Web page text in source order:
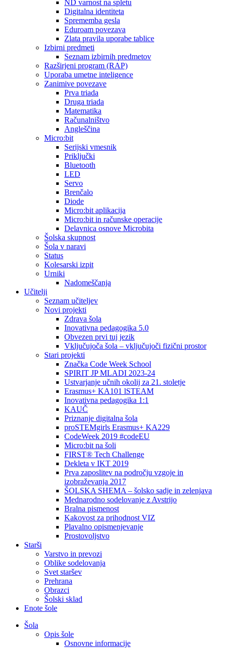
ND varnost na spletu
Digitalna identiteta
Sprememba gesla
Eduroam povezava
Zlata pravila uporabe tablice
Izbirni predmeti
Seznam izbirnih predmetov
Razširjeni program (RAP)
Uporaba umetne inteligence
Zanimive povezave
Prva triada
Druga triada
Matematika
Računalništvo
Angleščina
Micro:bit
Serijski vmesnik
Priključki
Bluetooth
LED
Servo
Brenčalo
Diode
Micro:bit aplikacija
Micro:bit in računske operacije
Delavnica osnove Microbita
Šolska skupnost
Šola v naravi
Status
Kolesarski izpit
Urniki
Nadomeščanja
Učitelji
Seznam učiteljev
Novi projekti
Zdrava šola
Inovativna pedagogika 5.0
Obvezen prvi tuj jezik
Vključujoča šola – vključujoči fizični prostor
Stari projekti
Značka Code Week School
SPIRIT JP MLADI 2023-24
Ustvarjanje učnih okolij za 21. stoletje
Erasmus+ KA101 lSTEAM
Inovativna pedagogika 1:1
KAUČ
Priznanje digitalna šola
proSTEMgirls Erasmus+ KA229
CodeWeek 2019 #codeEU
Micro:bit na šoli
FIRST® Tech Challenge
Dekleta v IKT 2019
Prva zaposlitev na področju vzgoje in
izobraževanja 2017
ŠOLSKA SHEMA – šolsko sadje in zelenjava
Mednarodno sodelovanje z Avstrijo
Bralna pismenost
Kakovost za prihodnost VIZ
Plavalno opismenjevanje
Prostovoljstvo
Starši
Varstvo in prevozi
Oblike sodelovanja
Svet staršev
Prehrana
Obrazci
Šolski sklad
Enote šole
Šola
Opis šole
Osnovne informacije